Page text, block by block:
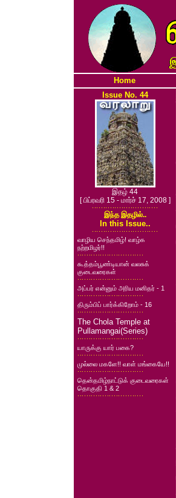
Home
Issue No. 44
இதழ் 44
[ பிப்ரவரி 15 - மார்ச் 17, 2008 ]
இந்த இதழில்..
In this Issue..
வாழிய செந்தமிழ்! வாழ்க
நற்றமிழர்!!
கூத்தம்பூண்டியான் வலசுக்
குடைவரைகள்
அப்பர் என்னும் அரிய மனிதர் - 1
திரும்பிப் பார்க்கிறோம் - 16
The Chola Temple at
Pullamangai(Series)
யாருக்கு யார் பகை?
முல்லை மகளே!! வாள் மங்கையே!!
தென்தமிழ்நாட்டுக் குடைவரைகள்
தொகுதி 1 & 2